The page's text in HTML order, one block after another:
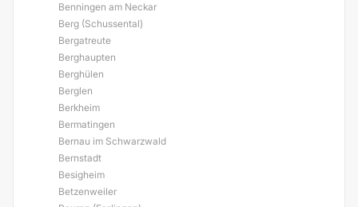
Benningen am Neckar
Berg (Schussental)
Bergatreute
Berghaupten
Berghülen
Berglen
Berkheim
Bermatingen
Bernau im Schwarzwald
Bernstadt
Besigheim
Betzenweiler